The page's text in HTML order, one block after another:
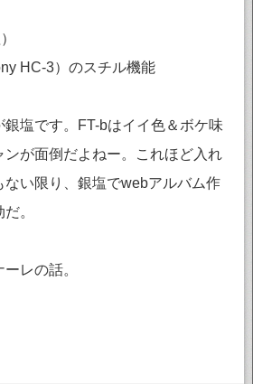
HC-3）のスチル機能
塩です。FT-bはイイ色＆ボケ味
ンが面倒だよねー。これほど入れ
ない限り、銀塩でwebアルバム作
。
レの話。